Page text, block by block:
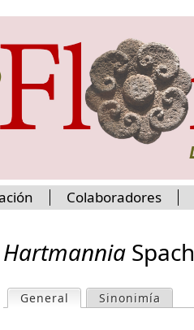
Hartmannia Spach
P
General (active tab)
Sinonimía
Colaboradores